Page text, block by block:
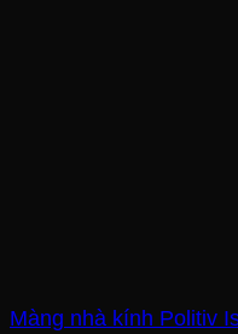
Màng nhà kính Politiv